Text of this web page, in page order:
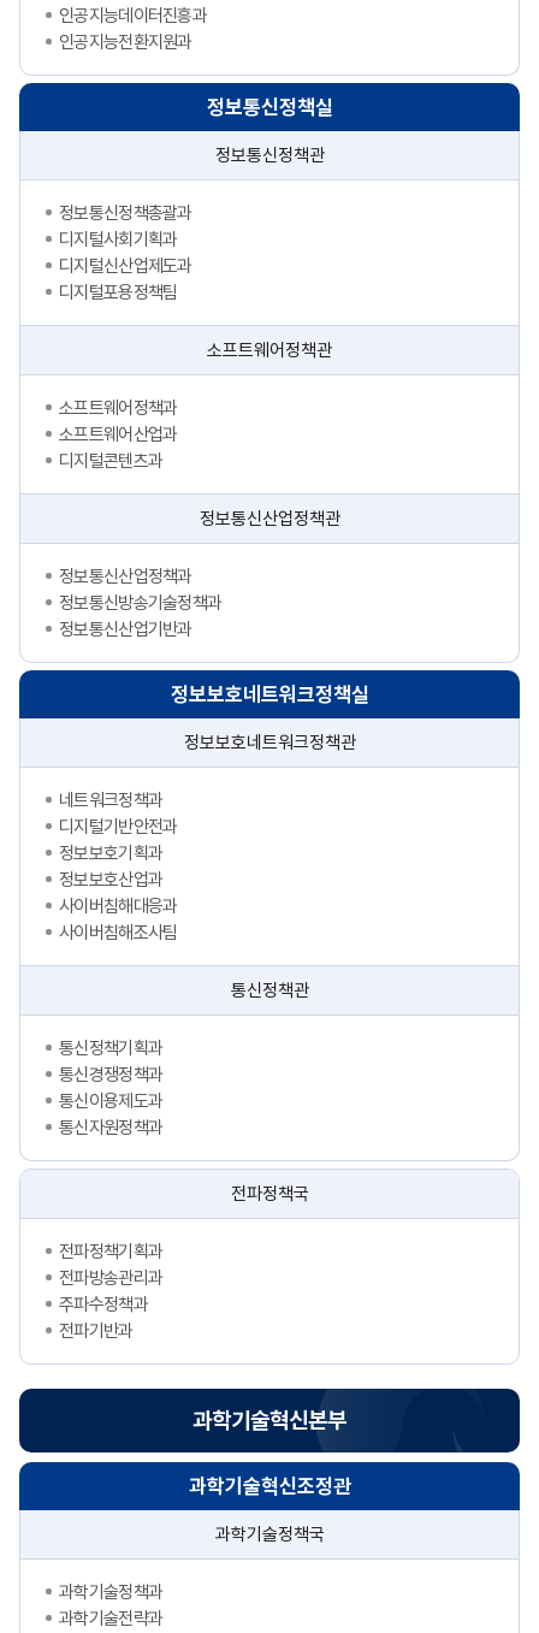
인공지능데이터진흥과
인공지능전환지원과
정보통신정책실
정보통신정책관
정보통신정책총괄과
디지털사회기획과
디지털신산업제도과
디지털포용정책팀
소프트웨어정책관
소프트웨어정책과
소프트웨어산업과
디지털콘텐츠과
정보통신산업정책관
정보통신산업정책과
정보통신방송기술정책과
정보통신산업기반과
정보보호네트워크정책실
정보보호네트워크정책관
네트워크정책과
디지털기반안전과
정보보호기획과
정보보호산업과
사이버침해대응과
사이버침해조사팀
통신정책관
통신정책기획과
통신경쟁정책과
통신이용제도과
통신자원정책과
전파정책국
전파정책기획과
전파방송관리과
주파수정책과
전파기반과
과학기술혁신본부
과학기술혁신조정관
과학기술정책국
과학기술정책과
과학기술전략과